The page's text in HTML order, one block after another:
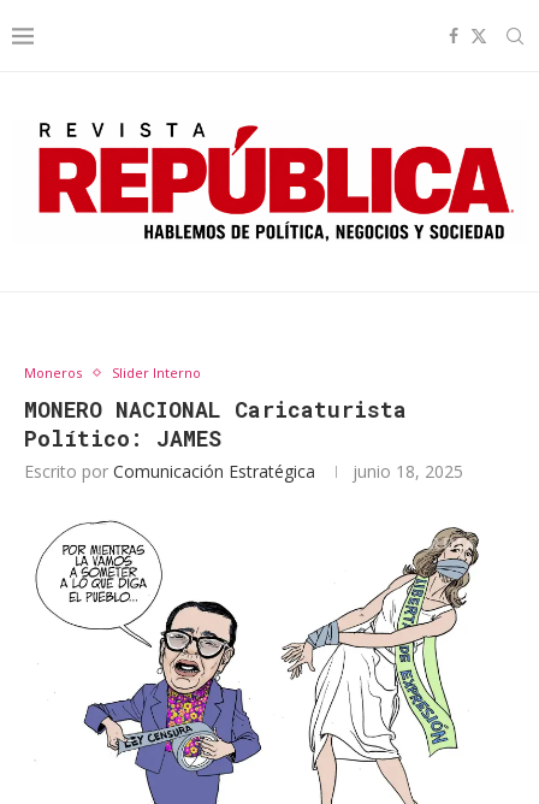
Moneros Slider Interno
MONERO NACIONAL Caricaturista
Político: JAMES
Escrito por Comunicación Estratégica junio 18, 2025